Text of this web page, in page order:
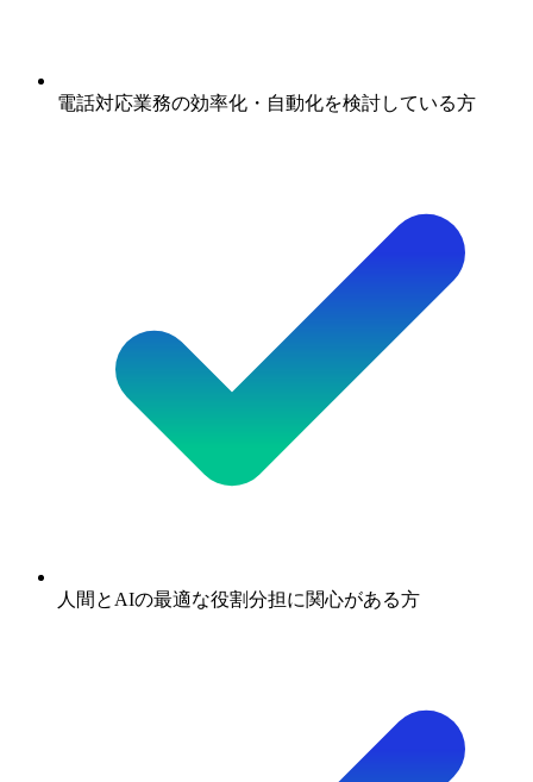
電話対応業務の効率化・自動化を検討している方
人間とAIの最適な役割分担に関心がある方